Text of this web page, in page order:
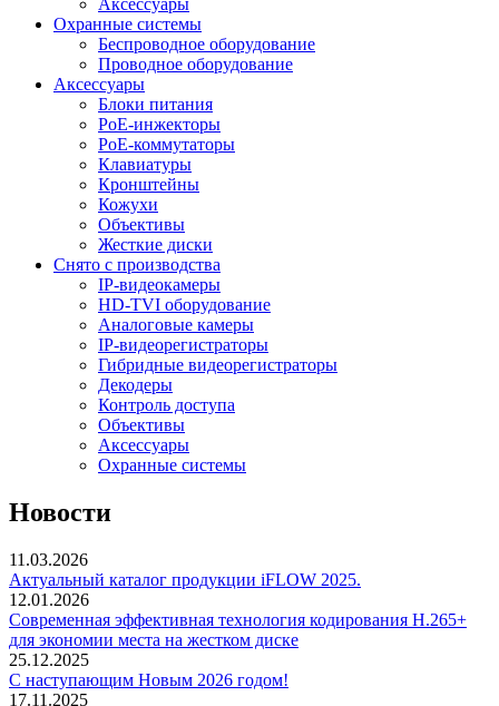
Охранные системы
Беспроводное оборудование
Проводное оборудование
Аксессуары
Блоки питания
PoE-инжекторы
PoE-коммутаторы
Клавиатуры
Кронштейны
Кожухи
Объективы
Жесткие диски
Снято с производства
IP-видеокамеры
HD-TVI оборудование
Аналоговые камеры
IP-видеорегистраторы
Гибридные видеорегистраторы
Декодеры
Контроль доступа
Объективы
Аксессуары
Охранные системы
Новости
11.03.2026
Актуальный каталог продукции iFLOW 2025.
12.01.2026
Современная эффективная технология кодирования H.265+
для экономии места на жестком диске
25.12.2025
С наступающим Новым 2026 годом!
17.11.2025